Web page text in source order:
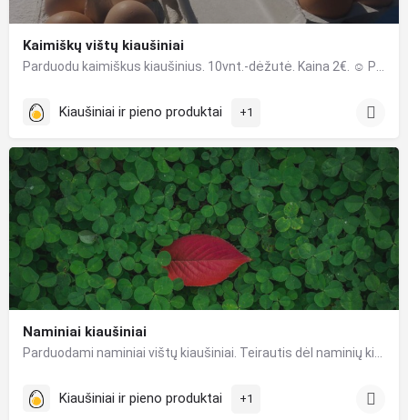
Kaimiškų vištų kiaušiniai
Kiaušiniai ir pieno produktai +1
Naminiai kiaušiniai
Kiaušiniai ir pieno produktai +1